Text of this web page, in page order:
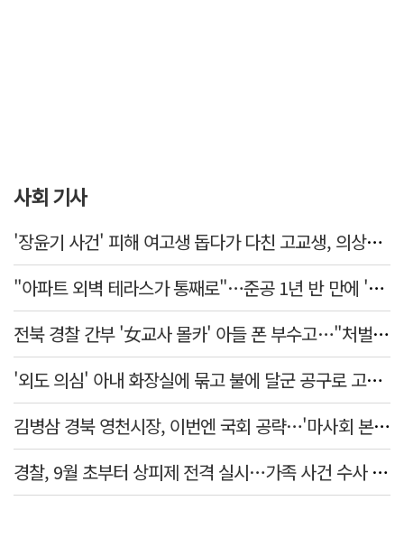
사회 기사
'장윤기 사건' 피해 여고생 돕다가 다친 고교생, 의상자 인정
"아파트 외벽 테라스가 통째로"…준공 1년 반 만에 '아찔 사고'
전북 경찰 간부 '女교사 몰카' 아들 폰 부수고…"처벌 못하는 사안" 내부망에 글
'외도 의심' 아내 화장실에 묶고 불에 달군 공구로 고문…남편 검거
김병삼 경북 영천시장, 이번엔 국회 공략…'마사회 본사 이전·광역교통망 확충' 요청
경찰, 9월 초부터 상피제 전격 실시…가족 사건 수사 못해